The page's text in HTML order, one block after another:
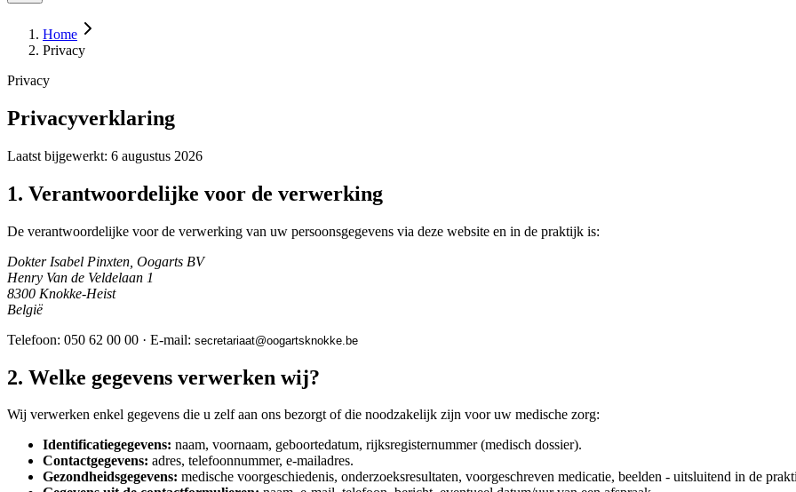
Home
Privacy
Privacy
Privacyverklaring
Laatst bijgewerkt: 6 augustus 2026
1. Verantwoordelijke voor de verwerking
De verantwoordelijke voor de verwerking van uw persoonsgegevens via deze website en in de praktijk is:
Dokter Isabel Pinxten, Oogarts BV
Henry Van de Veldelaan 1
8300 Knokke-Heist
België
Telefoon: 050 62 00 00 · E-mail: eb.ekkonkstragoo
@
taairaterces
2. Welke gegevens verwerken wij?
Wij verwerken enkel gegevens die u zelf aan ons bezorgt of die noodzakelijk zijn voor uw medische zorg:
Identificatiegegevens: naam, voornaam, geboortedatum, rijksregisternummer (medisch dossier).
Contactgegevens: adres, telefoonnummer, e-mailadres.
Gezondheidsgegevens: medische voorgeschiedenis, onderzoeksresultaten, voorgeschreven medicatie, beelden - uitsluitend in de